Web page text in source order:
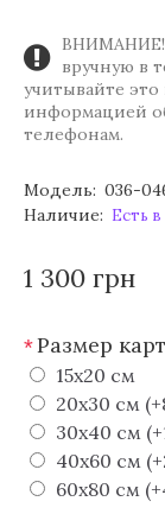
ВНИМАНИЕ!
вручную в
учитывайте это
информацией
телефонам.
Модель: 036-
Наличие: Есть
1 300 грн
*Размер
15х20 см
20х30 см
30х40 см
40х60 см
60х80 см